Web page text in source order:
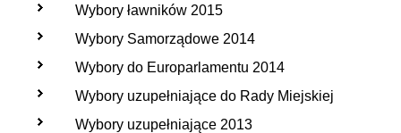
Wybory ławników 2015
Wybory Samorządowe 2014
Wybory do Europarlamentu 2014
Wybory uzupełniające do Rady Miejskiej
Wybory uzupełniające 2013